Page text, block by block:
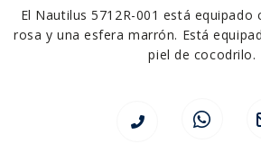
El Nautilus 5712R-001 está equipado
rosa y una esfera marrón. Está
piel de cocodrilo.